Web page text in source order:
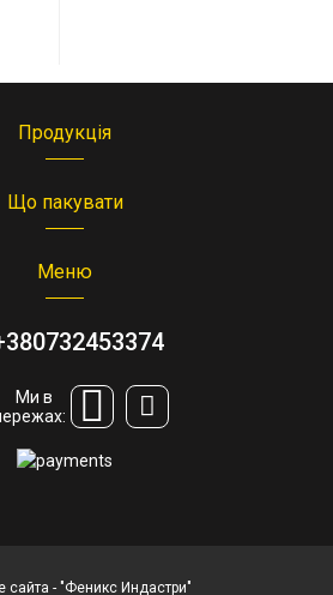
Продукція
Що пакувати
Меню
Ми в
сайта - "Феникс Индастри"